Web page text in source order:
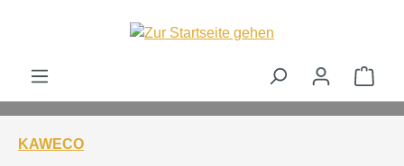
KAWECO